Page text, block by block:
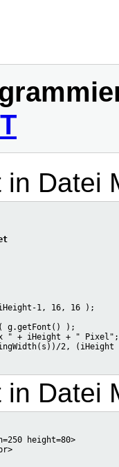
in Datei
1, 16, 16 );
g.getFont() );
" + iHeight + " Pixel";
2,
in Datei
height=80>